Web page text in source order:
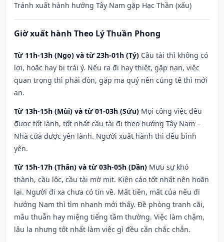
Tránh xuất hành hướng Tây Nam gặp Hạc Thần (xấu)
Giờ xuất hành Theo Lý Thuần Phong
Từ 11h-13h (Ngọ) và từ 23h-01h (Tý) Cầu tài thì không có
lợi, hoặc hay bị trái ý. Nếu ra đi hay thiệt, gặp nạn, việc
quan trọng thì phải đòn, gặp ma quỷ nên cúng tế thì mới
an.
Từ 13h-15h (Mùi) và từ 01-03h (Sửu) Mọi công việc đều
được tốt lành, tốt nhất cầu tài đi theo hướng Tây Nam –
Nhà cửa được yên lành. Người xuất hành thì đều bình
yên.
Từ 15h-17h (Thân) và từ 03h-05h (Dần) Mưu sự khó
thành, cầu lộc, cầu tài mờ mịt. Kiện cáo tốt nhất nên hoãn
lại. Người đi xa chưa có tin về. Mất tiền, mất của nếu đi
hướng Nam thì tìm nhanh mới thấy. Đề phòng tranh cãi,
mâu thuẫn hay miệng tiếng tầm thường. Việc làm chậm,
lâu la nhưng tốt nhất làm việc gì đều cần chắc chắn.